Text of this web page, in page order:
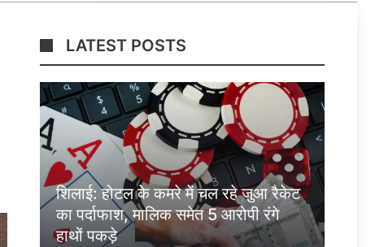
LATEST POSTS
शिलाई: होटल के कमरे में चल रहे जुआ रैकेट
का पर्दाफाश, मालिक समेत 5 आरोपी रंगे
हाथों पकड़े